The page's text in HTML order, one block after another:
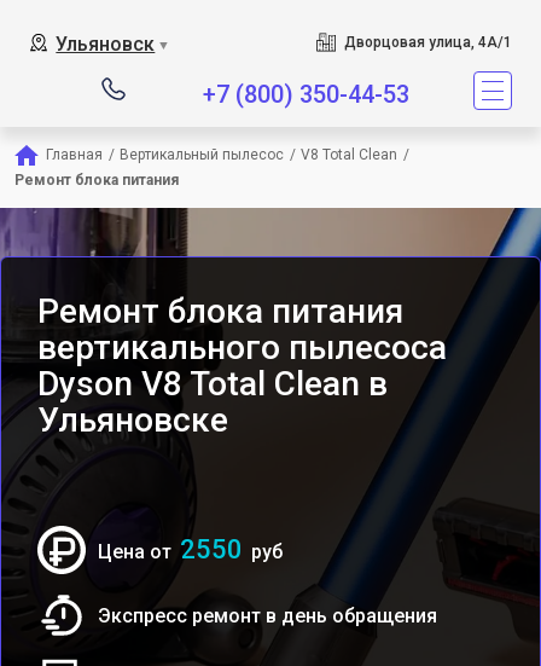
Ульяновск ▼ Дворцовая улица, 4А/1
+7 (800) 350-44-53
Главная / Вертикальный пылесос / V8 Total Clean /
Ремонт блока питания
Ремонт блока питания
вертикального пылесоса
Dyson V8 Total Clean в
Ульяновске
Цена от 2550 руб
Экспресс ремонт в день обращения